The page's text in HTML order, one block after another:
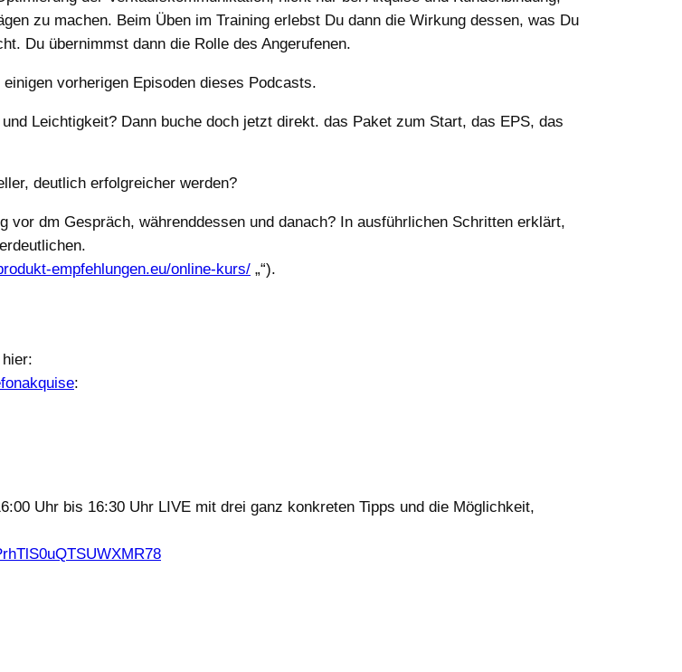
zu machen. Beim Üben im Training erlebst Du dann die Wirkung dessen, was Du
Du übernimmst dann die Rolle des Angerufenen.
vorherigen Episoden dieses Podcasts.
Leichtigkeit? Dann buche doch jetzt direkt. das Paket zum Start, das EPS, das
deutlich erfolgreicher werden?
dm Gespräch, währenddessen und danach? In ausführlichen Schritten erklärt,
empfehlungen.eu/online-kurs/ „‌“).
:
Uhr bis 16:30 Uhr LIVE mit drei ganz konkreten Tipps und die Möglichkeit,